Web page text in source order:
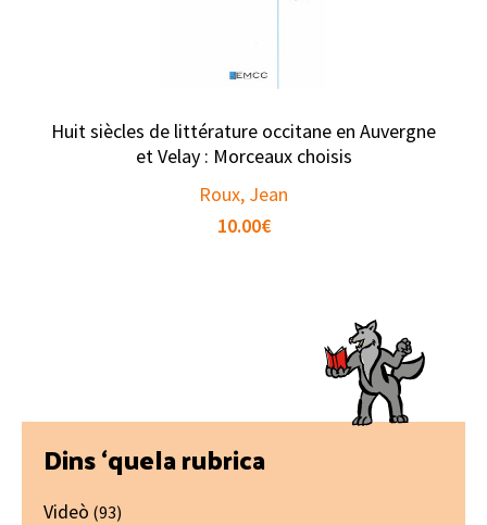
Huit siècles de littérature occitane en Auvergne
et Velay : Morceaux choisis
Roux, Jean
10.00€
Primary
Sidebar
Dins ‘quela rubrica
Videò (93)